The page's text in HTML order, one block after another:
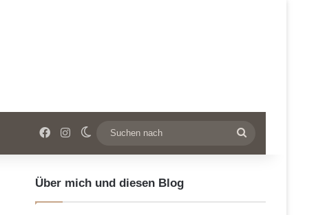
FacebookInstagramSkin umschalten
nach
Über mich und diesen Blog